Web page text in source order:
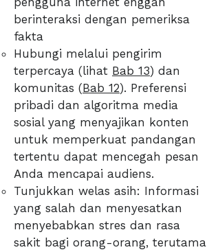
berinteraksi dengan pemeriksa
fakta
Hubungi melalui pengirim
terpercaya (lihat Bab 13) dan
komunitas (Bab 12). Preferensi
pribadi dan algoritma media
sosial yang menyajikan konten
untuk memperkuat pandangan
tertentu dapat mencegah pesan
Anda mencapai audiens.
Tunjukkan welas asih: Informasi
yang salah dan menyesatkan
menyebabkan stres dan rasa
sakit bagi orang-orang, terutama